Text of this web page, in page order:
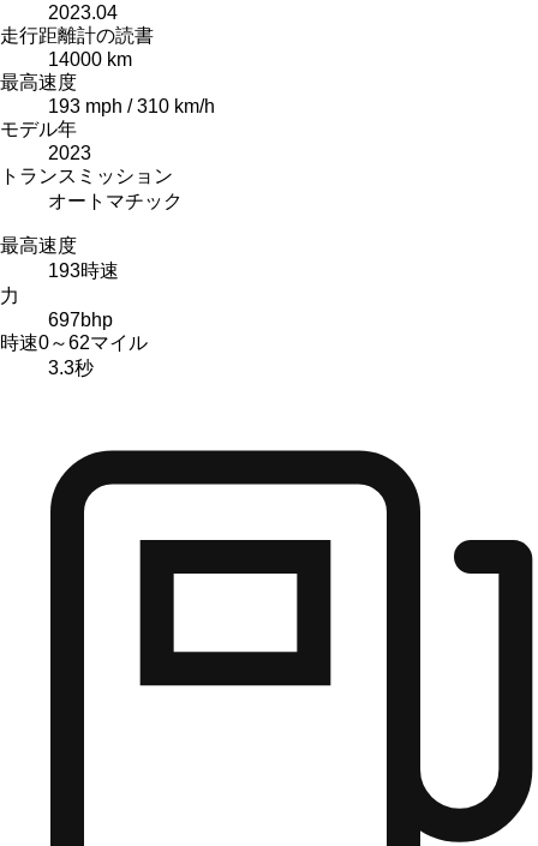
2023.04
走行距離計の読書
14000 km
最高速度
193 mph / 310 km/h
モデル年
2023
トランスミッション
オートマチック
最高速度
193時速
力
697bhp
時速0～62マイル
3.3秒